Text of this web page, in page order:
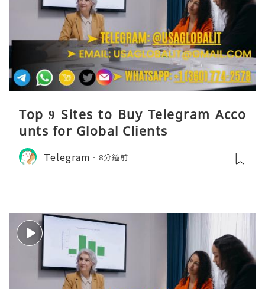
Top 9 Sites to Buy Telegram Acco
unts for Global Clients
Telegram 8分鐘前